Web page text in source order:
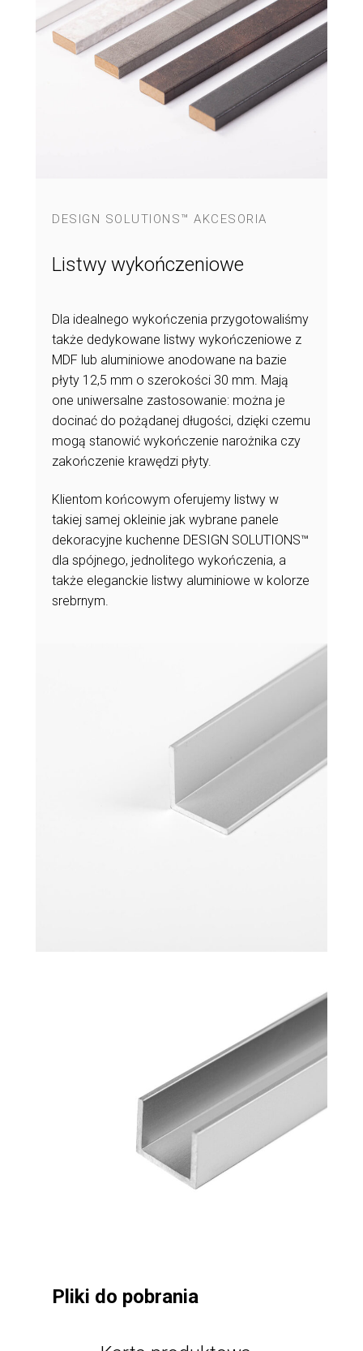
DESIGN SOLUTIONS™ AKCESORIA
Listwy wykończeniowe
Dla idealnego wykończenia przygotowaliśmy
także dedykowane listwy wykończeniowe z
MDF lub aluminiowe anodowane na bazie
płyty 12,5 mm o szerokości 30 mm. Mają
one uniwersalne zastosowanie: można je
docinać do pożądanej długości, dzięki czemu
mogą stanowić wykończenie narożnika czy
zakończenie krawędzi płyty.
Klientom końcowym oferujemy listwy w
takiej samej okleinie jak wybrane panele
dekoracyjne kuchenne DESIGN SOLUTIONS™
dla spójnego, jednolitego wykończenia, a
także eleganckie listwy aluminiowe w kolorze
srebrnym.
Pliki do pobrania